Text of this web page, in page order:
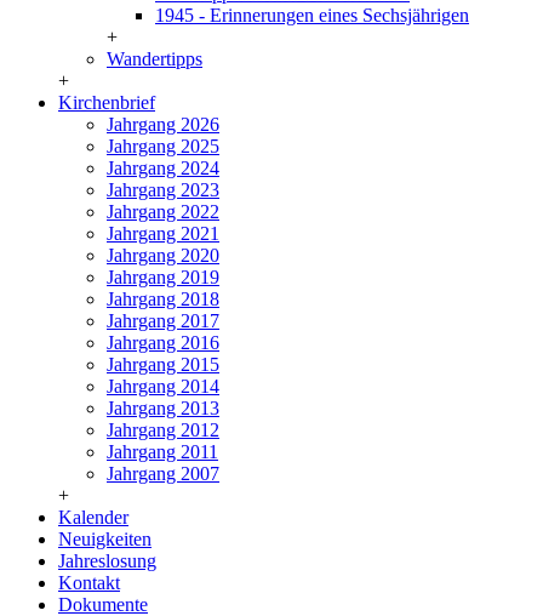
1945 - Erinnerungen eines Sechsjährigen
+
Wandertipps
+
Kirchenbrief
Jahrgang 2026
Jahrgang 2025
Jahrgang 2024
Jahrgang 2023
Jahrgang 2022
Jahrgang 2021
Jahrgang 2020
Jahrgang 2019
Jahrgang 2018
Jahrgang 2017
Jahrgang 2016
Jahrgang 2015
Jahrgang 2014
Jahrgang 2013
Jahrgang 2012
Jahrgang 2011
Jahrgang 2007
+
Kalender
Neuigkeiten
Jahreslosung
Kontakt
Dokumente